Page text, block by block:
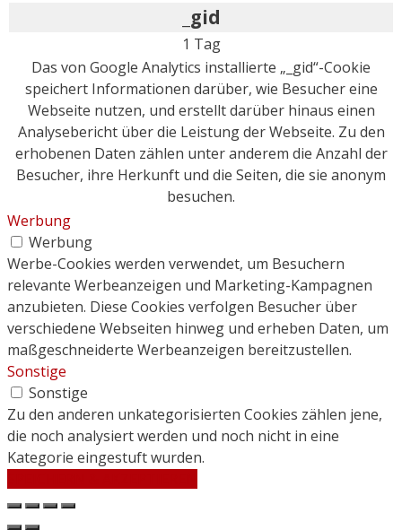
_gid
1 Tag
Das von Google Analytics installierte „_gid“-Cookie
speichert Informationen darüber, wie Besucher eine
Webseite nutzen, und erstellt darüber hinaus einen
Analysebericht über die Leistung der Webseite. Zu den
erhobenen Daten zählen unter anderem die Anzahl der
Besucher, ihre Herkunft und die Seiten, die sie anonym
besuchen.
Werbung
Werbung
Werbe-Cookies werden verwendet, um Besuchern
relevante Werbeanzeigen und Marketing-Kampagnen
anzubieten. Diese Cookies verfolgen Besucher über
verschiedene Webseiten hinweg und erheben Daten, um
maßgeschneiderte Werbeanzeigen bereitzustellen.
Sonstige
Sonstige
Zu den anderen unkategorisierten Cookies zählen jene,
die noch analysiert werden und noch nicht in eine
Kategorie eingestuft wurden.